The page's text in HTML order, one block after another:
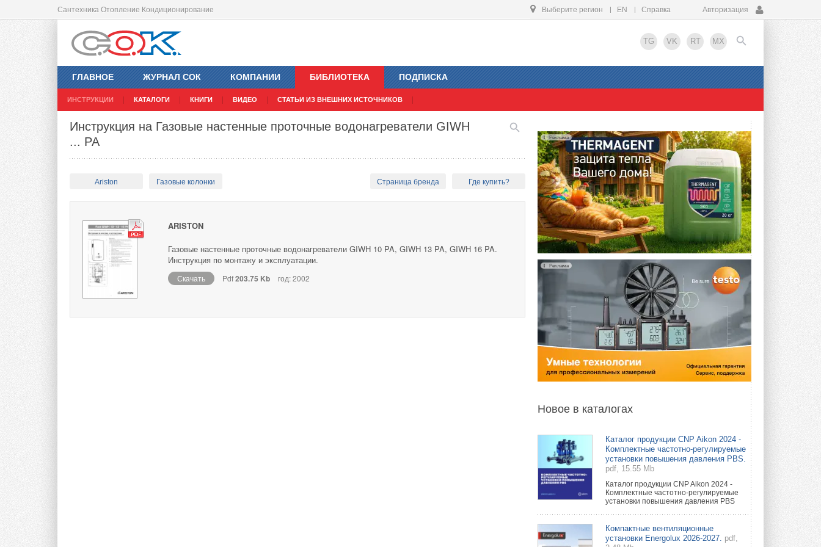
Сантехника Отопление Кондиционирование Выберите регион EN Справка Авторизация
TG VK RT MX
ГЛАВНОЕ ЖУРНАЛ СОК КОМПАНИИ БИБЛИОТЕКА
ИНСТРУКЦИИ КАТАЛОГИ КНИГИ ВИДЕО СТАТЬИ ИЗ ВНЕШНИХ ИСТОЧНИКОВ
ПОДПИСКА
EN
Инструкция на Газовые настенные проточные водонагреватели GIWH
... PA
Ariston Газовые колонки Страница бренда Где купить?
ARISTON
Газовые настенные проточные водонагреватели GIWH 10 PA, GIWH 13 PA, GIWH 16 PA.
Инструкция по монтажу и эксплуатации.
Скачать Pdf203.75 Kb год: 2002
Реклама
Реклама
Новое в каталогах
Каталог продукции CNP Aikon 2024 -
Комплектные частотно-регулируемые
установки повышения давления PBS.
pdf, 15.55 Mb
Каталог продукции CNP Aikon 2024 -
Комплектные частотно-регулируемые
установки повышения давления PBS
Компактные вентиляционные
установки Energolux 2026-2027. pdf,